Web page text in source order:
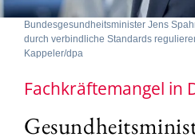
Bundesgesundheitsminister Jens
durch verbindliche Standards
Kappeler/dpa
Fachkräftemangel in